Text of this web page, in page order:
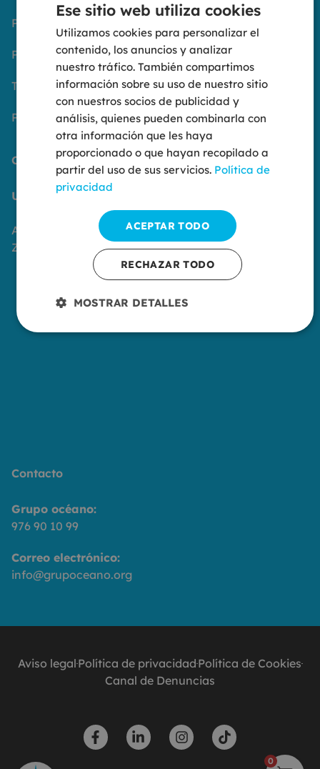
Política de privacidad
Política de cookies
Trabaja con nosotros
Portal del empleado
Contáctanos
Ubicación:
Av Ranillas 1, Edificio 5D, Planta Baja, 50018
Zaragoza
Contacto
Grupo océano:
976 90 10 99
Correo electrónico:
info@grupoceano.org
Aviso legalPolítica de privacidadPolítica de Cookies
Canal de Denuncias
0
Ese sitio web utiliza cookies
Utilizamos cookies para personalizar el
contenido, los anuncios y analizar
nuestro tráfico. También compartimos
información sobre su uso de nuestro sitio
con nuestros socios de publicidad y
análisis, quienes pueden combinarla con
otra información que les haya
proporcionado o que hayan recopilado a
partir del uso de sus servicios. Política de
privacidad
ACEPTAR TODO
RECHAZAR TODO
MOSTRAR DETALLES